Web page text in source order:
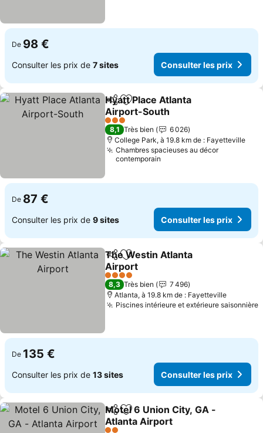
De 98 €
Consulter les prix de 7 sites Consulter les prix
PartagerAjouter à mes favoris
Hyatt Place Atlanta
Airport-South
Consulter les prix
3 Étoiles
8,1 Très bien
6 026
College Park, à 19.8 km de : Fayetteville
Chambres spacieuses au décor
contemporain
De 87 €
Consulter les prix de 9 sites Consulter les prix
PartagerAjouter à mes favoris
The Westin Atlanta
Airport
Consulter les prix
4 Étoiles
8,3 Très bien
7 496
Atlanta, à 19.8 km de : Fayetteville
Piscines intérieure et extérieure saisonnière
De 135 €
Consulter les prix de 13 sites Consulter les prix
PartagerAjouter à mes favoris
Motel 6 Union City, GA -
Atlanta Airport